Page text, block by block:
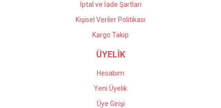
İptal ve İade Şartları
Kişisel Veriler Politikası
Kargo Takip
ÜYELİK
Hesabım
Yeni Üyelik
Üye Girişi